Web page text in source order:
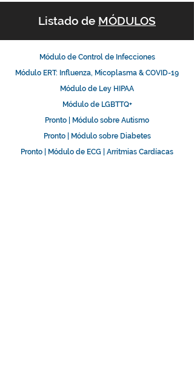
Listado de MÓDULOS
Módulo de Control de Infecciones
Módulo ERT: Influenza, Micoplasma & COVID-19
Módulo de Ley HIPAA
Módulo de LGBTTQ+
Pronto | Módulo sobre Autismo
Pronto | Módulo sobre Diabetes
Pronto | Módulo de ECG | Arritmias Cardíacas